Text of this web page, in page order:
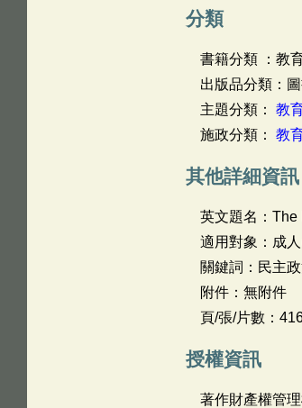
分類
書籍分類 ：教
出版品分類：
主題分類： 教
施政分類： 教
其他詳細資訊
英文題名： The
適用對象：成
關鍵詞：民主
附件：無附件
頁/張/片數：
授權資訊
著作財產權管